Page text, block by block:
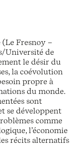
Fresnoy –
Université de
le désir du
la coévolution
propre à
du monde.
sont
se développent
comme
l’économie
récits alternatifs